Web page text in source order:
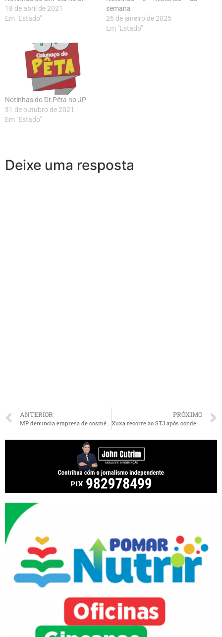
18 de abril de 2021
Em "Estado"
semana
26 de janeiro de 2025
Em "Estado"
Notinhas do Dr.Pêta no JP
31 de outubro de 2021
Em "Estado"
Deixe uma resposta
ANTERIOR PRÓXIMO
Xuxa recorre ao STJ após condenação por declarações contra empresa aérea no Maranhão